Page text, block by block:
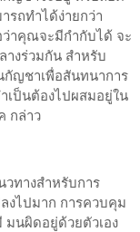
รถทำได้ง่ายกว่า
ว่าคุณจะมีกำกับได้ จะ
างร่วมกัน สำหรับ
กัญชาเพื่อสันทนาการ
เป็นต้องไปผสมอยู่ใน
กล่าว
วทางสำหรับการ
งไปมาก การควบคุม
นผิดอยู่ด้วยตัวเอง